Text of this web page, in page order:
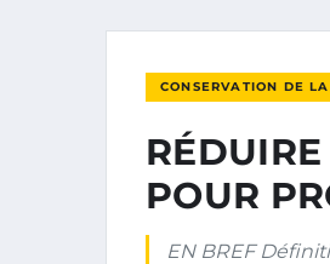
CONSERVATION DE
POUR
EN BREF